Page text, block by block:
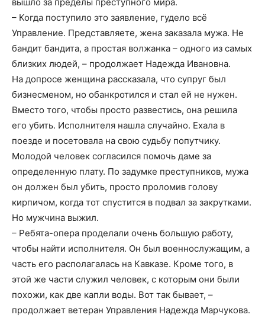
– Когда поступило это заявление, гудело всё
Управление. Представляете, жена заказала мужа. Не
бандит бандита, а простая волжанка – одного из самых
близких людей, – продолжает Надежда Ивановна.
На допросе женщина рассказала, что супруг был
бизнесменом, но обанкротился и стал ей не нужен.
Вместо того, чтобы просто развестись, она решила
его убить. Исполнителя нашла случайно. Ехала в
поезде и посетовала на свою судьбу попутчику.
Молодой человек согласился помочь даме за
определенную плату. По задумке преступников, мужа
он должен был убить, просто проломив голову
кирпичом, когда тот спустится в подвал за закрутками.
Но мужчина выжил.
– Ребята-опера проделали очень большую работу,
чтобы найти исполнителя. Он был военнослужащим, а
часть его располагалась на Кавказе. Кроме того, в
этой же части служил человек, с которым они были
похожи, как две капли воды. Вот так бывает, –
продолжает ветеран Управления Надежда Марчукова.